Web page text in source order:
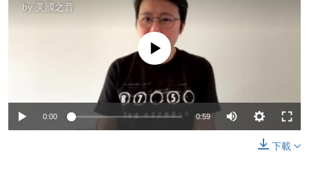
by 美國之音
No media source currently available
0:00 0:59
下載